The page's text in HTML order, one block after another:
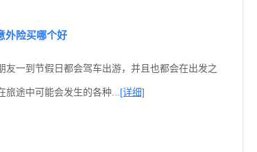
外险买哪个好
友一到节假日都会驾车出游，并且也都会在出发之
途中可能会发生的各种... [详细]